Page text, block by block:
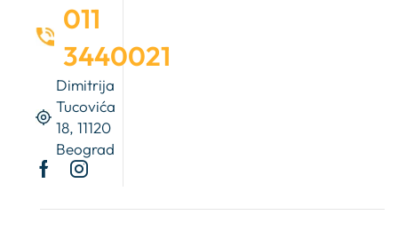
011
3440021
Dimitrija
Tucovića
18, 11120
Beograd